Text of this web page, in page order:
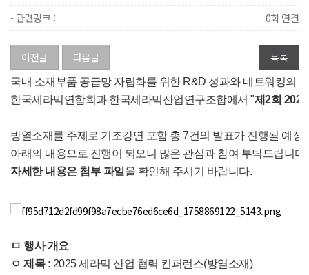
- 관련링크 :
0회 연결
이전글 다음글 목록
국내 소재부품 공급망 자립화를 위한 R&D 성과와 네트워킹의
한국세라믹연합회과 한국세라믹산업연구조합에서 "제2회
방열소재를 주제로 기조강연 포함 총 7건의 발표가 진행될 예정
아래의 내용으로 진행이 되오니 많은 관심과 참여 부탁드립니다.
자세한 내용은 첨부 파일 을 확인해 주시기 바랍니다.
ㅁ 행사 개요
ㅇ 제목 : 2025 세라믹 산업 협력 컨퍼런스(방열소재)